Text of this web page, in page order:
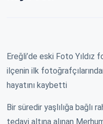
Ereğli’de eski Foto
ilçenin ilk
hayatını kaybetti
Bir süredir yaşlılığa bağlı
tedavi altına alınan